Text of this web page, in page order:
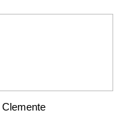
Clemente